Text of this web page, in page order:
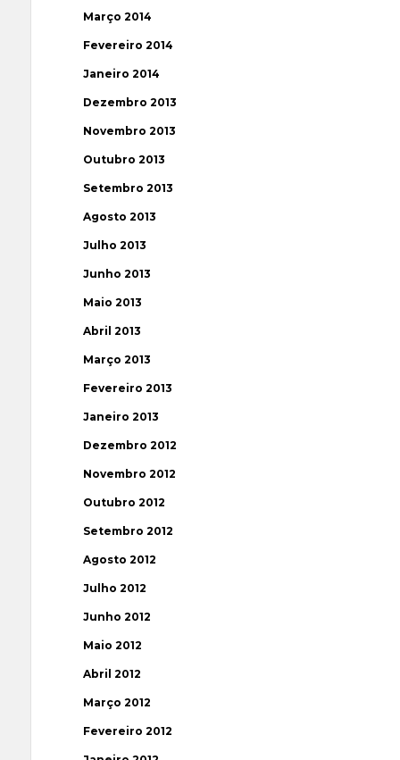
Março 2014
Fevereiro 2014
Janeiro 2014
Dezembro 2013
Novembro 2013
Outubro 2013
Setembro 2013
Agosto 2013
Julho 2013
Junho 2013
Maio 2013
Abril 2013
Março 2013
Fevereiro 2013
Janeiro 2013
Dezembro 2012
Novembro 2012
Outubro 2012
Setembro 2012
Agosto 2012
Julho 2012
Junho 2012
Maio 2012
Abril 2012
Março 2012
Fevereiro 2012